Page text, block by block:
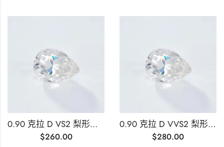
0.90 克拉 D VS2 梨形切割實驗室培育鑽石
$260.00
0.90 克拉 D VVS2 梨形切割實驗室培育鑽石
$280.00